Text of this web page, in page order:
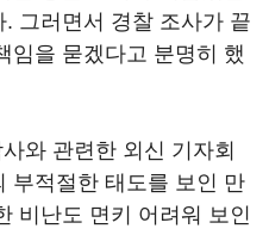
그러면서 경찰 조사가 끝
임을 묻겠다고 분명히 했
와 관련한 외신 기자회
부적절한 태도를 보인 만
비난도 면키 어려워 보인